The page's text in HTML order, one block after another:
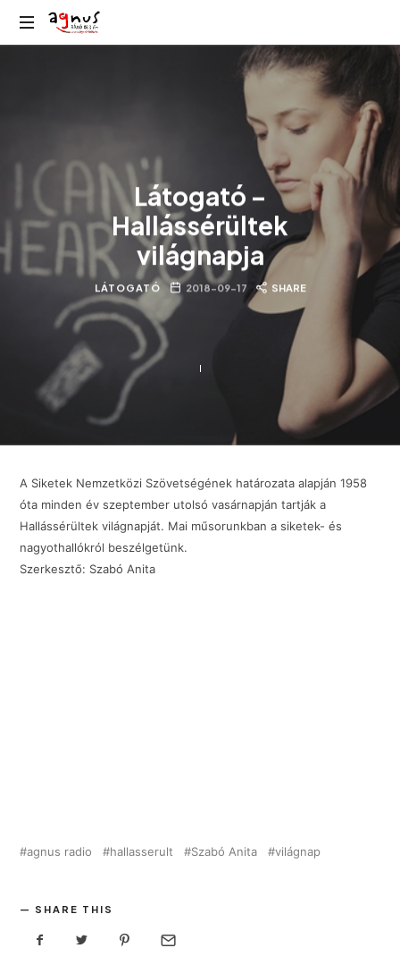
Agnus
Látogató –
Hallássérültek
világnapja
LÁTOGATÓ 2018-09-17 SHARE
A Siketek Nemzetközi Szövetségének határozata alapján 1958
óta minden év szeptember utolsó vasárnapján tartják a
Hallássérültek világnapját. Mai műsorunkban a siketek- és
nagyothallókról beszélgetünk.
Szerkesztő: Szabó Anita
agnus radio hallasserult Szabó Anita világnap
SHARE THIS